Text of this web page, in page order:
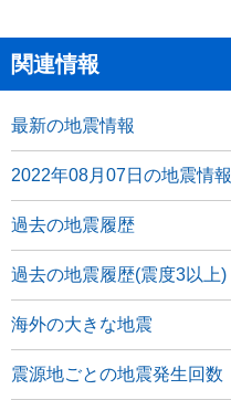
関連情報
最新の地震情報
2022年08月07日の地震情報
過去の地震履歴
過去の地震履歴(震度3以上)
海外の大きな地震
震源地ごとの地震発生回数